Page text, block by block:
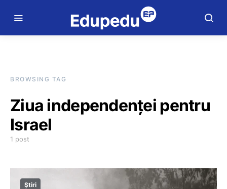
BROWSING TAG
Ziua independenței pentru
Israel
1 post
Știri